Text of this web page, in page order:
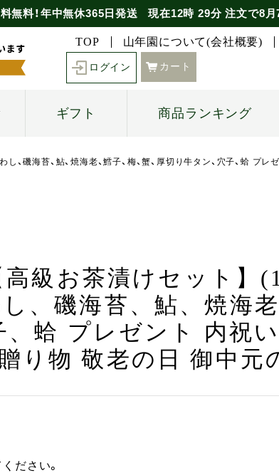
無料！年中無休365日発送 現在12時 29分注文で8月
TOP 山年園について(会社概要)
ログイン カート
ギフト 商品ランキング
わし、磯海苔、鮎、焼海老、鱈子、梅、蟹、厚切り牛タン、穴子、
高級お茶漬けセット】
、磯海苔、鮎、焼海
、蛤 プレゼント 内祝
り物 敬老の日 御中元
ださい。